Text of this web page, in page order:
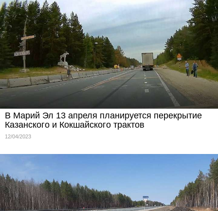
В Марий Эл 13 апреля планируется перекрытие
Казанского и Кокшайского трактов
12/04/2023